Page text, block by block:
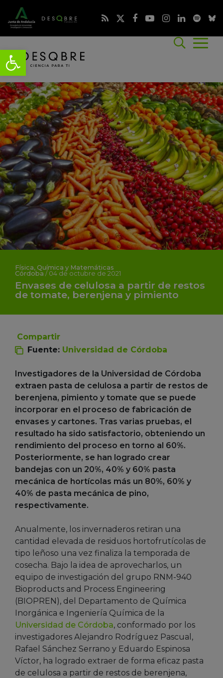
Física, Química y Matemáticas
Córdoba / 04 de octubre de 2021
Envases de celulosa a partir de restos
de tomate, berenjena y pimiento
Compartir
Fuente: Universidad de Córdoba
Investigadores de la Universidad de Córdoba
extraen pasta de celulosa a partir de restos de
berenjena, pimiento y tomate que se puede
incorporar en el proceso de fabricación de
envases y cartones. Tras varias pruebas, el
resultado ha sido satisfactorio, obteniendo un
rendimiento del proceso en torno al 60%.
Posteriormente, se han logrado crear
bandejas con un 20%, 40% y 60% pasta
mecánica de hortícolas más un 80%, 60% y
40% de pasta mecánica de pino,
respectivamente.
Anualmente, los invernaderos retiran una
cantidad elevada de residuos hortofrutícolas de
tipo leñoso una vez finaliza la temporada de
cosecha. Bajo la idea de aprovecharlos, un
equipo de investigación del grupo RNM-940
Bioproducts and Process Engineering
(BIOPREN), del Departamento de Química
Inorgánica e Ingeniería Química de la
Universidad de Córdoba, conformado por los
investigadores Alejandro Rodríguez Pascual,
Rafael Sánchez Serrano y Eduardo Espinosa
Víctor, ha logrado extraer de forma eficaz pasta
de celulosa a partir de restos de berenjena,